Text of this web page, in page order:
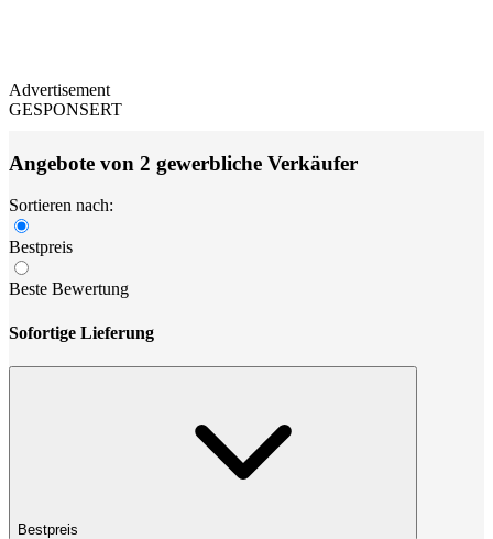
Advertisement
GESPONSERT
Angebote von 2 gewerbliche Verkäufer
Sortieren nach:
Bestpreis
Beste Bewertung
Sofortige Lieferung
Bestpreis